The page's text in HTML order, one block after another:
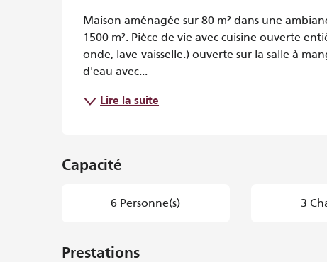
Maison aménagée sur 80 m² dans une
1500 m². Pièce de vie avec cuisine ouverte
onde, lave-vaisselle.) ouverte sur la salle à
d'eau avec...
Lire la suite
Capacité
6 Personne(s) 3
Prestations